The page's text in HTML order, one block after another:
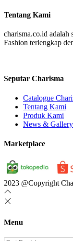
Tentang Kami
charisma.co.id adalah
Fashion terlengkap
Seputar Charisma
Catalogue
Tentang Kami
Produk Kami
News & Gallery
Marketplace
2023 @Copyright
Menu